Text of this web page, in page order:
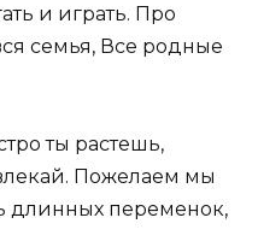
и играть. Про
семья, Все родные
ты растешь,
Пожелаем мы
длинных переменок,